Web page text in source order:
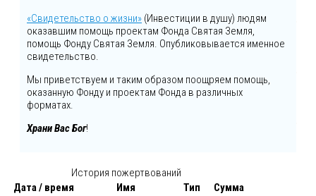
«Свидетельство о жизни» (Инвестиции в душу) людям
оказавшим помощь проектам Фонда Святая Земля,
помощь Фонду Святая Земля. Опубликовывается именное
свидетельство.
Мы приветствуем и таким образом поощряем помощь,
оказанную Фонду и проектам Фонда в различных
форматах.
Храни Вас Бог!
История пожертвований
Дата / время
Имя Тип
Сумма